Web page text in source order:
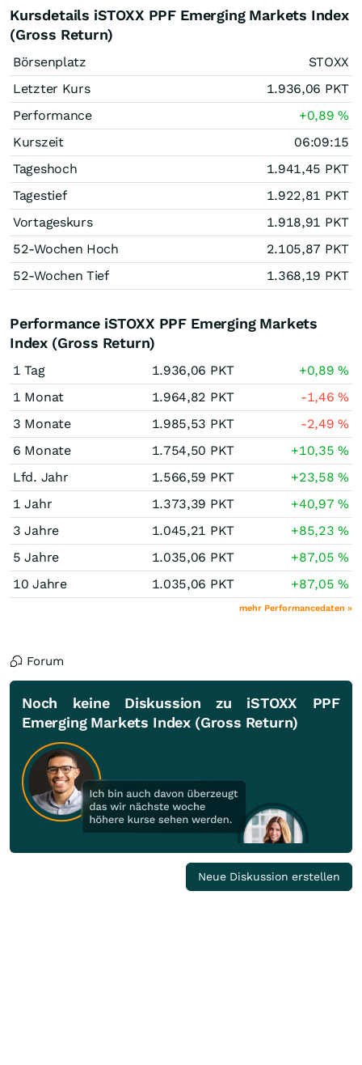
Kursdetails iSTOXX PPF Emerging Markets Index
(Gross Return)
Börsenplatz
STOXX
Letzter Kurs
1.936,06 PKT
Performance
+0,89%
Kurszeit
06:09:15
Tageshoch
1.941,45 PKT
Tagestief
1.922,81 PKT
Vortageskurs
1.918,91 PKT
52-Wochen Hoch
2.105,87 PKT
52-Wochen Tief
1.368,19 PKT
Performance iSTOXX PPF Emerging Markets
Index (Gross Return)
1 Tag 1.936,06 PKT +0,89%
1 Monat
1.964,82 PKT -1,46%
3 Monate
1.985,53 PKT -2,49%
6 Monate
1.754,50 PKT +10,35%
Lfd. Jahr
1.566,59 PKT +23,58%
1 Jahr
1.373,39 PKT +40,97%
3 Jahre
1.045,21 PKT +85,23%
5 Jahre
1.035,06 PKT +87,05%
10 Jahre
1.035,06 PKT +87,05%
mehr Performancedaten »
Forum
Noch keine Diskussion zu iSTOXX PPF
Emerging Markets Index (Gross Return)
Neue Diskussion erstellen